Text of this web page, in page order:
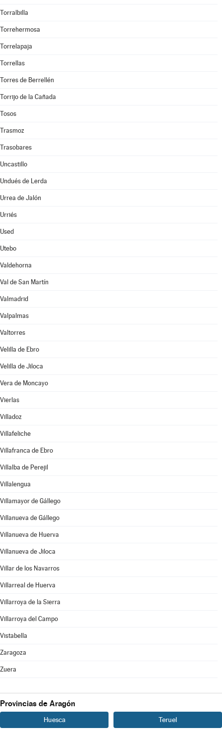
Torralbilla
Torrehermosa
Torrelapaja
Torrellas
Torres de Berrellén
Torrijo de la Cañada
Tosos
Trasmoz
Trasobares
Uncastillo
Undués de Lerda
Urrea de Jalón
Urriés
Used
Utebo
Valdehorna
Val de San Martín
Valmadrid
Valpalmas
Valtorres
Velilla de Ebro
Velilla de Jiloca
Vera de Moncayo
Vierlas
Villadoz
Villafeliche
Villafranca de Ebro
Villalba de Perejil
Villalengua
Villamayor de Gállego
Villanueva de Gállego
Villanueva de Huerva
Villanueva de Jiloca
Villar de los Navarros
Villarreal de Huerva
Villarroya de la Sierra
Villarroya del Campo
Vistabella
Zaragoza
Zuera
Provincias de Aragón
Huesca Teruel